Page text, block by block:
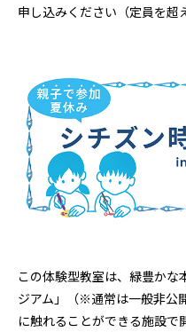
申し込みください（定員を超
この体験型教室は、緑豊か
ジアム」（※通常は一般非公
に触れることができる施設